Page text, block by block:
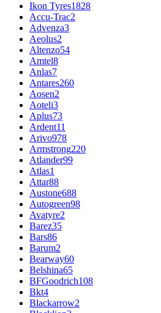
Ikon Tyres1828
Accu-Trac2
Advenza3
Aeolus2
Altenzo54
Amtel8
Anlas7
Antares260
Aosen2
Aoteli3
Aplus73
Ardent11
Arivo978
Armstrong220
Atlander99
Atlas1
Attar88
Austone688
Autogreen98
Avatyre2
Barez35
Bars86
Barum2
Bearway60
Belshina65
BFGoodrich108
Bkt4
Blackarrow2